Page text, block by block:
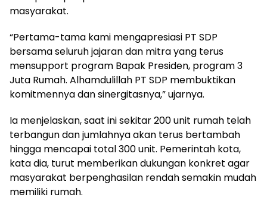
masyarakat.
“Pertama-tama kami mengapresiasi PT SDP
bersama seluruh jajaran dan mitra yang terus
mensupport program Bapak Presiden, program 3
Juta Rumah. Alhamdulillah PT SDP membuktikan
komitmennya dan sinergitasnya,” ujarnya.
Ia menjelaskan, saat ini sekitar 200 unit rumah telah
terbangun dan jumlahnya akan terus bertambah
hingga mencapai total 300 unit. Pemerintah kota,
kata dia, turut memberikan dukungan konkret agar
masyarakat berpenghasilan rendah semakin mudah
memiliki rumah.